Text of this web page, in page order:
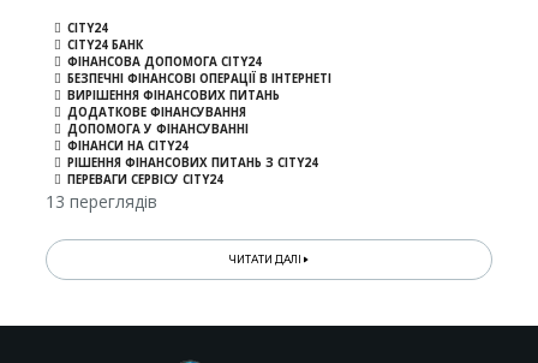
CITY24
CITY24 БАНК
ФІНАНСОВА ДОПОМОГА CITY24
БЕЗПЕЧНІ ФІНАНСОВІ ОПЕРАЦІЇ В ІНТЕРНЕТІ
ВИРІШЕННЯ ФІНАНСОВИХ ПИТАНЬ
ДОДАТКОВЕ ФІНАНСУВАННЯ
ДОПОМОГА У ФІНАНСУВАННІ
ФІНАНСИ НА CITY24
РІШЕННЯ ФІНАНСОВИХ ПИТАНЬ З CITY24
ПЕРЕВАГИ СЕРВІСУ CITY24
13 переглядів
ЧИТАТИ ДАЛІ